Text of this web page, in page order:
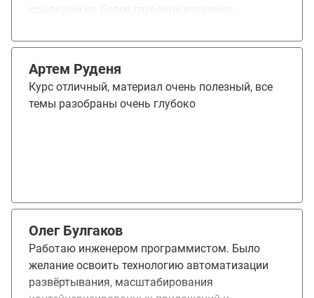
и с **. Добавить, автоматизированные тесты, с
мне даёт на сегодня новые возможности, если
бы я сам подходил к обучению у меня ушло бы
на это около 1,5 лет изучив это в таком же
Артем Руденя
Курс отличный, материал очень полезный, все
темы разобраны очень глубоко
Олег Булгаков
Работаю инженером программистом. Было
желание освоить технологию автоматизации
развёртывания, масштабирования